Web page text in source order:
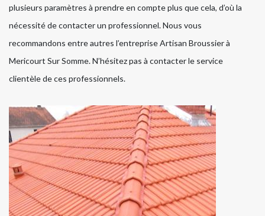
plusieurs paramètres à prendre en compte plus que cela, d’où la
nécessité de contacter un professionnel. Nous vous
recommandons entre autres l’entreprise Artisan Broussier à
Mericourt Sur Somme. N’hésitez pas à contacter le service
clientèle de ces professionnels.